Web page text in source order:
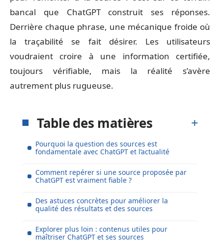
bancal que ChatGPT construit ses réponses.
Derrière chaque phrase, une mécanique froide où
la traçabilité se fait désirer. Les utilisateurs
voudraient croire à une information certifiée,
toujours vérifiable, mais la réalité s’avère
autrement plus rugueuse.
Table des matières
Pourquoi la question des sources est
fondamentale avec ChatGPT et l’actualité
Comment repérer si une source proposée par
ChatGPT est vraiment fiable ?
Des astuces concrètes pour améliorer la
qualité des résultats et des sources
Explorer plus loin : contenus utiles pour
maîtriser ChatGPT et ses sources